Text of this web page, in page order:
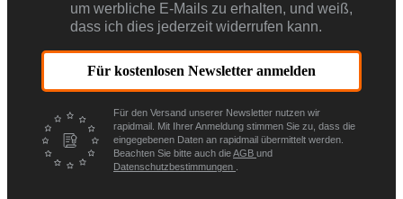
um werbliche E-Mails zu erhalten, und weiß,
dass ich dies jederzeit widerrufen kann.
Für kostenlosen Newsletter anmelden
Für den Versand unserer Newsletter nutzen wir
rapidmail. Mit Ihrer Anmeldung stimmen Sie zu, dass die
eingegebenen Daten an rapidmail übermittelt werden.
Beachten Sie bitte auch dieAGB und
Datenschutzbestimmungen .